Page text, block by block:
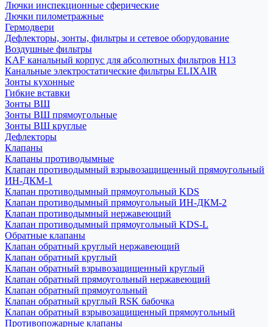
Лючки инспекционные сферические
Лючки пилометражные
Гермодвери
Дефлекторы, зонты, фильтры и сетевое оборудование
Воздушные фильтры
KAF канальный корпус для абсолютных фильтров H13
Канальные электростатические фильтры ELIXAIR
Зонты кухонные
Гибкие вставки
Зонты ВШ
Зонты ВШ прямоугольные
Зонты ВШ круглые
Дефлекторы
Клапаны
Клапаны противодымные
Клапан противодымный взрывозащищенный прямоугольный
ИН-ДКМ-1
Клапан противодымный прямоугольный KDS
Клапан противодымный прямоугольный ИН-ДКМ-2
Клапан противодымный нержавеющий
Клапан противодымный прямоугольный KDS-L
Обратные клапаны
Клапан обратный круглый нержавеющий
Клапан обратный круглый
Клапан обратный взрывозащищенный круглый
Клапан обратный прямоугольный нержавеющий
Клапан обратный прямоугольный
Клапан обратный круглый RSK бабочка
Клапан обратный взрывозащищенный прямоугольный
Противопожарные клапаны